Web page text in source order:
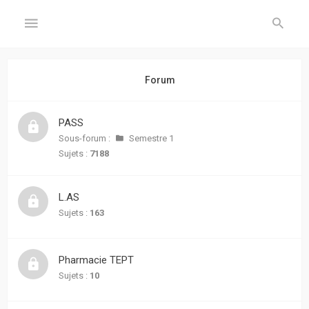
Inscription
FORUM
sans
réponse
Forum
PASS
Sous-forum :
Semestre 1
Sujets : 7188
L.AS
Sujets : 163
Pharmacie TEPT
Sujets : 10